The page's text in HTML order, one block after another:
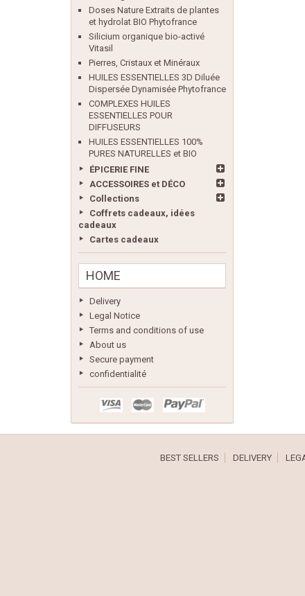
Doses Nature Extraits de plantes
et hydrolat BIO Phytofrance
Silicium organique bio-activé
Vitasil
Pierres, Cristaux et Minéraux
HUILES ESSENTIELLES 3D Diluée
Dispersée Dynamisée Phytofrance
COMPLEXES HUILES
ESSENTIELLES POUR
DIFFUSEURS
HUILES ESSENTIELLES 100%
PURES NATURELLES et BIO
ÉPICERIE FINE
ACCESSOIRES et DÉCO
Collections
Coffrets cadeaux, idées
cadeaux
Cartes cadeaux
HOME
Delivery
Legal Notice
Terms and conditions of use
About us
Secure payment
confidentialité
BEST SELLERS DELIVERY